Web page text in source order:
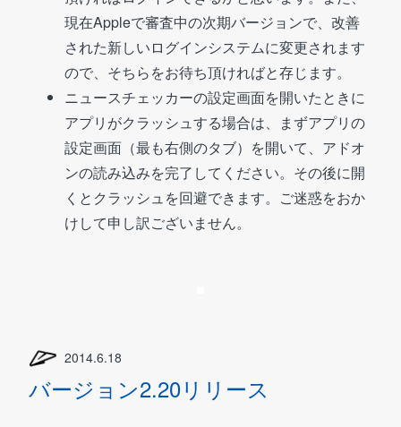
現在Appleで審査中の次期バージョンで、改善
された新しいログインシステムに変更されます
ので、そちらをお待ち頂ければと存じます。
ニュースチェッカーの設定画面を開いたときに
アプリがクラッシュする場合は、まずアプリの
設定画面（最も右側のタブ）を開いて、アドオ
ンの読み込みを完了してください。その後に開
くとクラッシュを回避できます。ご迷惑をおか
けして申し訳ございません。
2014.6.18
バージョン2.20リリース